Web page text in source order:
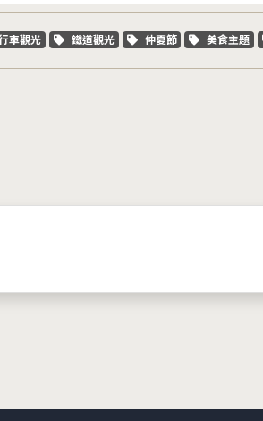
字標籤
車觀光 關鍵字標籤
鐵道觀光 關鍵字標籤
仲夏節 關鍵字標籤
美食主題